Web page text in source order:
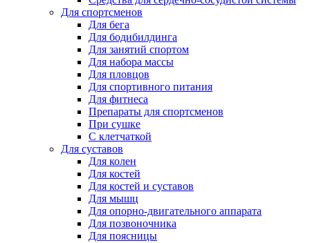
Для спортсменов
Для бега
Для бодибилдинга
Для занятий спортом
Для набора массы
Для пловцов
Для спортивного питания
Для фитнеса
Препараты для спортсменов
При сушке
С клетчаткой
Для суставов
Для колен
Для костей
Для костей и суставов
Для мышц
Для опорно-двигательного аппарата
Для позвоночника
Для поясницы